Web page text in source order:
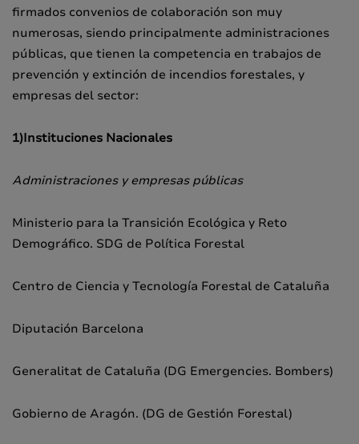
firmados convenios de colaboración son muy
numerosas, siendo principalmente administraciones
públicas, que tienen la competencia en trabajos de
prevención y extinción de incendios forestales, y
empresas del sector:
1)Instituciones Nacionales
Administraciones y empresas públicas
Ministerio para la Transición Ecológica y Reto
Demográfico. SDG de Política Forestal
Centro de Ciencia y Tecnología Forestal de Cataluña
Diputación Barcelona
Generalitat de Cataluña (DG Emergencies. Bombers)
Gobierno de Aragón. (DG de Gestión Forestal)